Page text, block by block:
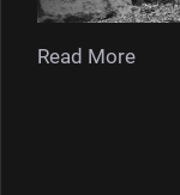
Read More